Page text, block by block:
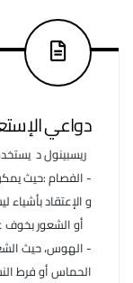
دواعي
ريسبينول د
- الفصام :حيث
و الإعتقاد
أو الشعور بخوف
- الهوس، حيث
الحماس أو فرط